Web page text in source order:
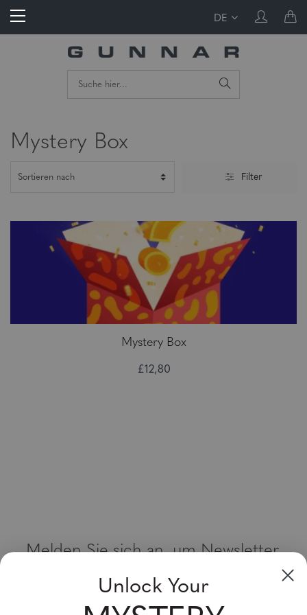
DE
Mystery Box
Filter
Mystery Box
£12,80
Melden Sie sich an, um Newsletter,
Sonderangebote und Gutscheine zu
erhalten
Bitte geben Sie Ihre E-Mail Adresse ein und abonnieren Sie!
Unlock Your